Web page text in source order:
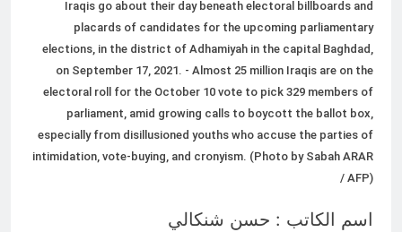
13 ساعة Ago
الانتحار / راي الفلسفة التجريدية
Iraqis go about their day beneath electoral billboards and
placards of candidates for the upcoming parliamentary
elections, in the district of Adhamiyah in the capital Baghdad,
on September 17, 2021. - Almost 25 million Iraqis are on the
electoral roll for the October 10 vote to pick 329 members of
parliament, amid growing calls to boycott the ballot box,
especially from disillusioned youths who accuse the parties of
intimidation, vote-buying, and cronyism. (Photo by Sabah ARAR
/ AFP)
اسم الكاتب : حسن شنكالي